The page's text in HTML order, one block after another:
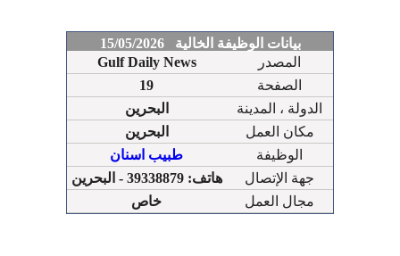
بيانات الوظيفة الخالية 15/05/2026
Gulf Daily News
المصدر
19
الصفحة
البحرين
الدولة ، المدينة
البحرين
مكان العمل
طبيب اسنان
الوظيفة
هاتف: 39338879 - البحرين
جهة الإتصال
خاص
مجال العمل